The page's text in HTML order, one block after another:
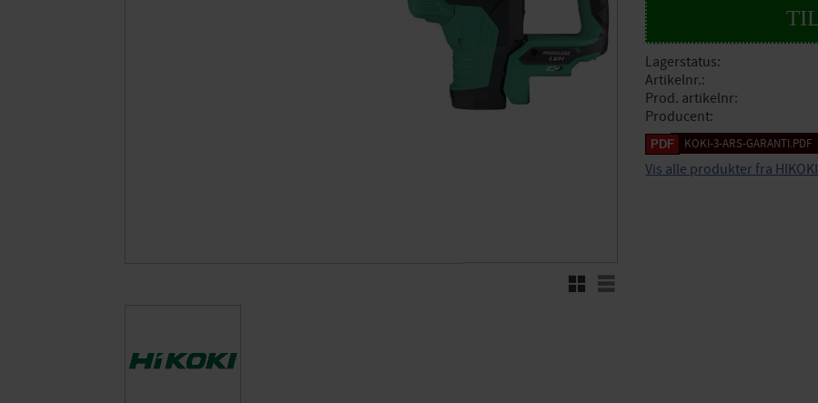
RutenettListe
Lagerstatus
Artikelnr.
Prod. artikelnr
Producent
KOKI-3-ARS-GARANTI.PDF
Vis alle produkter fra HIKOKI